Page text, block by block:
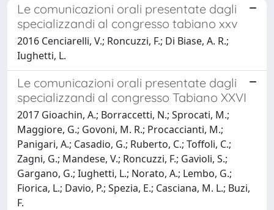
Le comunicazioni orali presentate dagli
specializzandi al congresso tabiano xxv
2016 Cenciarelli, V.; Roncuzzi, F.; Di Biase, A. R.;
Iughetti, L.
Le comunicazioni orali presentate dagli
specializzandi al congresso Tabiano XXVI
2017 Gioachin, A.; Borraccetti, N.; Sprocati, M.;
Maggiore, G.; Govoni, M. R.; Procaccianti, M.;
Panigari, A.; Casadio, G.; Ruberto, C.; Toffoli, C.;
Zagni, G.; Mandese, V.; Roncuzzi, F.; Gavioli, S.;
Gargano, G.; Iughetti, L.; Norato, A.; Lembo, G.;
Fiorica, L.; Davio, P.; Spezia, E.; Casciana, M. L.; Buzi,
F.